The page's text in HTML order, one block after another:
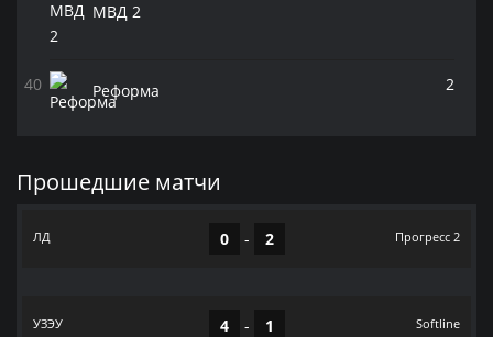
МВД 2
Реформа 2
Прошедшие матчи
ЛД 0 - 2 Прогресс 2
УЗЭУ 4 - 1 Softline